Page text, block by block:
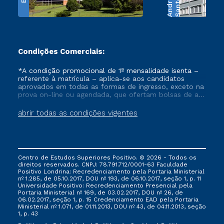
S
a
n
t
o
s
A
n
d
r
a
d
Condições Comerciais:
abrir todas as condições vigentes
*A condição promocional de 1ª mensalidade isenta –
referente à matrícula – aplica-se aos candidatos
aprovados em todas as formas de ingresso, exceto na
prova on-line ou agendada, que ofertam bolsas de até
vigente, que ainda não tenham efetivado e/ou não
tenham cancelado ou trancado sua matrícula em uma
via FIES, Prouni e outros programas governamentais, e
não se acumula com nenhuma outra campanha
ofertada pela Instituição.
Centro de Estudos Superiores Positivo. © 2026 - Todos os
direitos reservados. CNPJ: 78.791.712/0001-63 Faculdade
Positivo Londrina: Recredenciamento pela Portaria Ministerial
nº 1.285, de 05.10.2017, DOU nº 193, de 06.10.2017, seção 1, p. 11
Universidade Positivo: Recredenciamento Presencial ​pela
Portaria Ministerial nº 169, de 03.02.2017, DOU nº 26, de
06.02.2017, seção 1, p. 15 Credenciamento EAD pela Portaria
Ministerial nº 1.071, de 01.11.2013, DOU nº 43, de 04.11.2013, seção
1, p. 43